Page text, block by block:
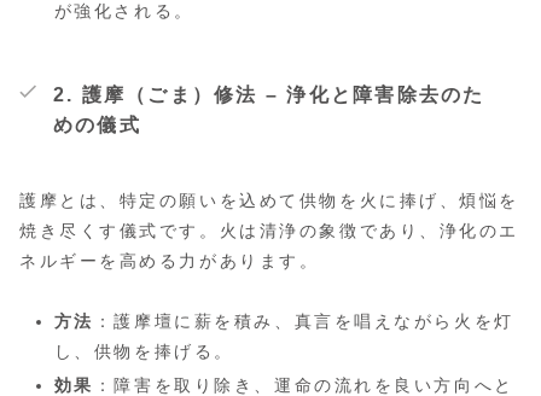
が強化される。
2. 護摩（ごま）修法 – 浄化と障害除去のた
めの儀式
護摩とは、特定の願いを込めて供物を火に捧げ、煩悩を
焼き尽くす儀式です。火は清浄の象徴であり、浄化のエ
ネルギーを高める力があります。
方法 ：護摩壇に薪を積み、真言を唱えながら火を灯
し、供物を捧げる。
効果 ：障害を取り除き、運命の流れを良い方向へと